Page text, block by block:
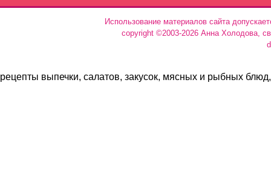
Использование материалов сайта
copyright ©2003-2026 Анна Холодова,
рецепты выпечки, салатов, закусок, мясных и рыбных